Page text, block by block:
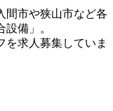
間市や狭山市など各
備」。
を求人募集していま